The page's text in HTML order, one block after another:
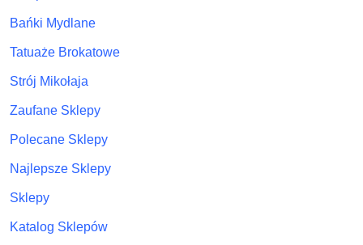
Bańki Mydlane
Tatuaże Brokatowe
Strój Mikołaja
Zaufane Sklepy
Polecane Sklepy
Najlepsze Sklepy
Sklepy
Katalog Sklepów